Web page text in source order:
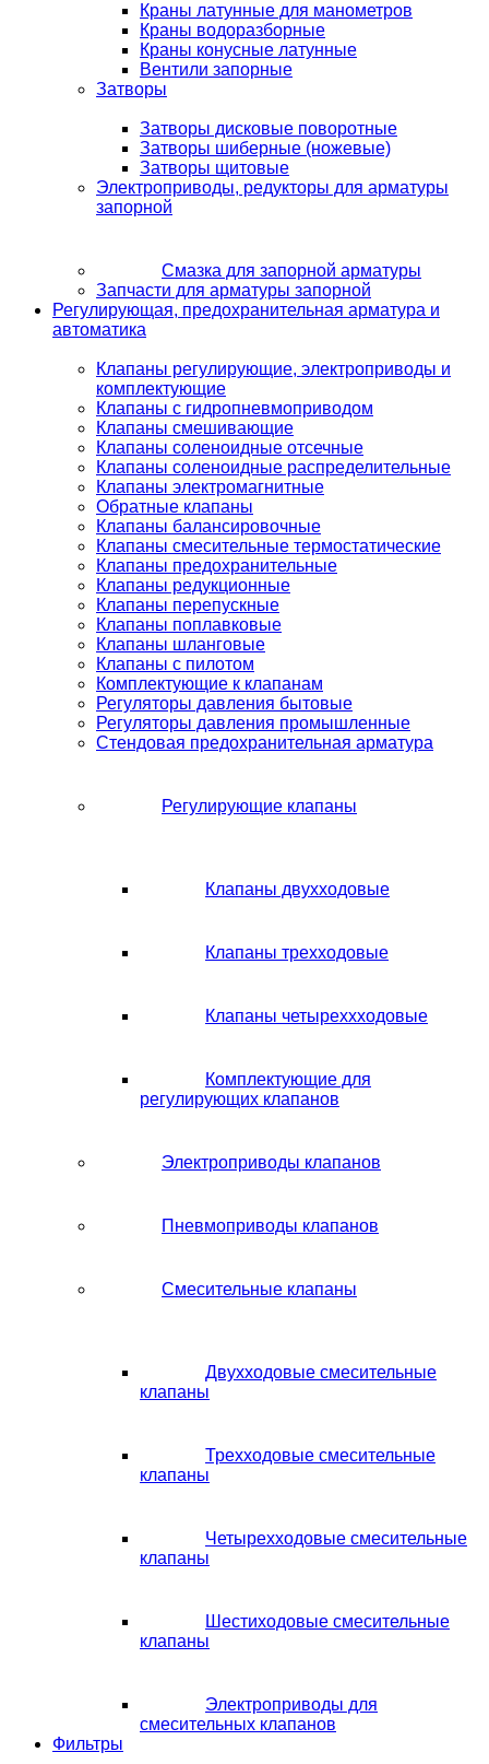
Краны латунные для манометров
Краны водоразборные
Краны конусные латунные
Вентили запорные
Затворы
Затворы дисковые поворотные
Затворы шиберные (ножевые)
Затворы щитовые
Электроприводы, редукторы для арматуры
запорной
Смазка для запорной арматуры
Запчасти для арматуры запорной
Регулирующая, предохранительная арматура и
автоматика
Клапаны регулирующие, электроприводы и
комплектующие
Клапаны с гидропневмоприводом
Клапаны смешивающие
Клапаны соленоидные отсечные
Клапаны соленоидные распределительные
Клапаны электромагнитные
Обратные клапаны
Клапаны балансировочные
Клапаны смесительные термостатические
Клапаны предохранительные
Клапаны редукционные
Клапаны перепускные
Клапаны поплавковые
Клапаны шланговые
Клапаны с пилотом
Комплектующие к клапанам
Регуляторы давления бытовые
Регуляторы давления промышленные
Стендовая предохранительная арматура
Регулирующие клапаны
Клапаны двухходовые
Клапаны трехходовые
Клапаны четыреххходовые
Комплектующие для
регулирующих клапанов
Электроприводы клапанов
Пневмоприводы клапанов
Смесительные клапаны
Двухходовые смесительные
клапаны
Трехходовые смесительные
клапаны
Четырехходовые смесительные
клапаны
Шестиходовые смесительные
клапаны
Электроприводы для
смесительных клапанов
Фильтры